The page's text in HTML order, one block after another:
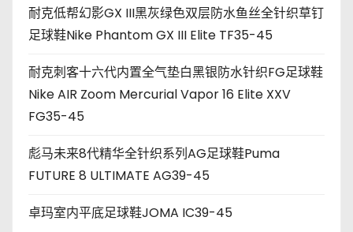
耐克低帮幻影GX III黑灰绿色双层防水鱼丝全针织草钉
足球鞋Nike Phantom GX III Elite TF35-45
耐克刺客十六代内置全气垫白黑银防水针织FG足球鞋
Nike AIR Zoom Mercurial Vapor 16 Elite XXV
FG35-45
彪马未来8代精华全针织系列AG足球鞋Puma
FUTURE 8 ULTIMATE AG39-45
卓玛室内平底足球鞋JOMA IC39-45